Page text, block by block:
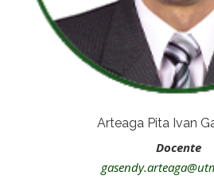
Arteaga Pita Ivan
Docente